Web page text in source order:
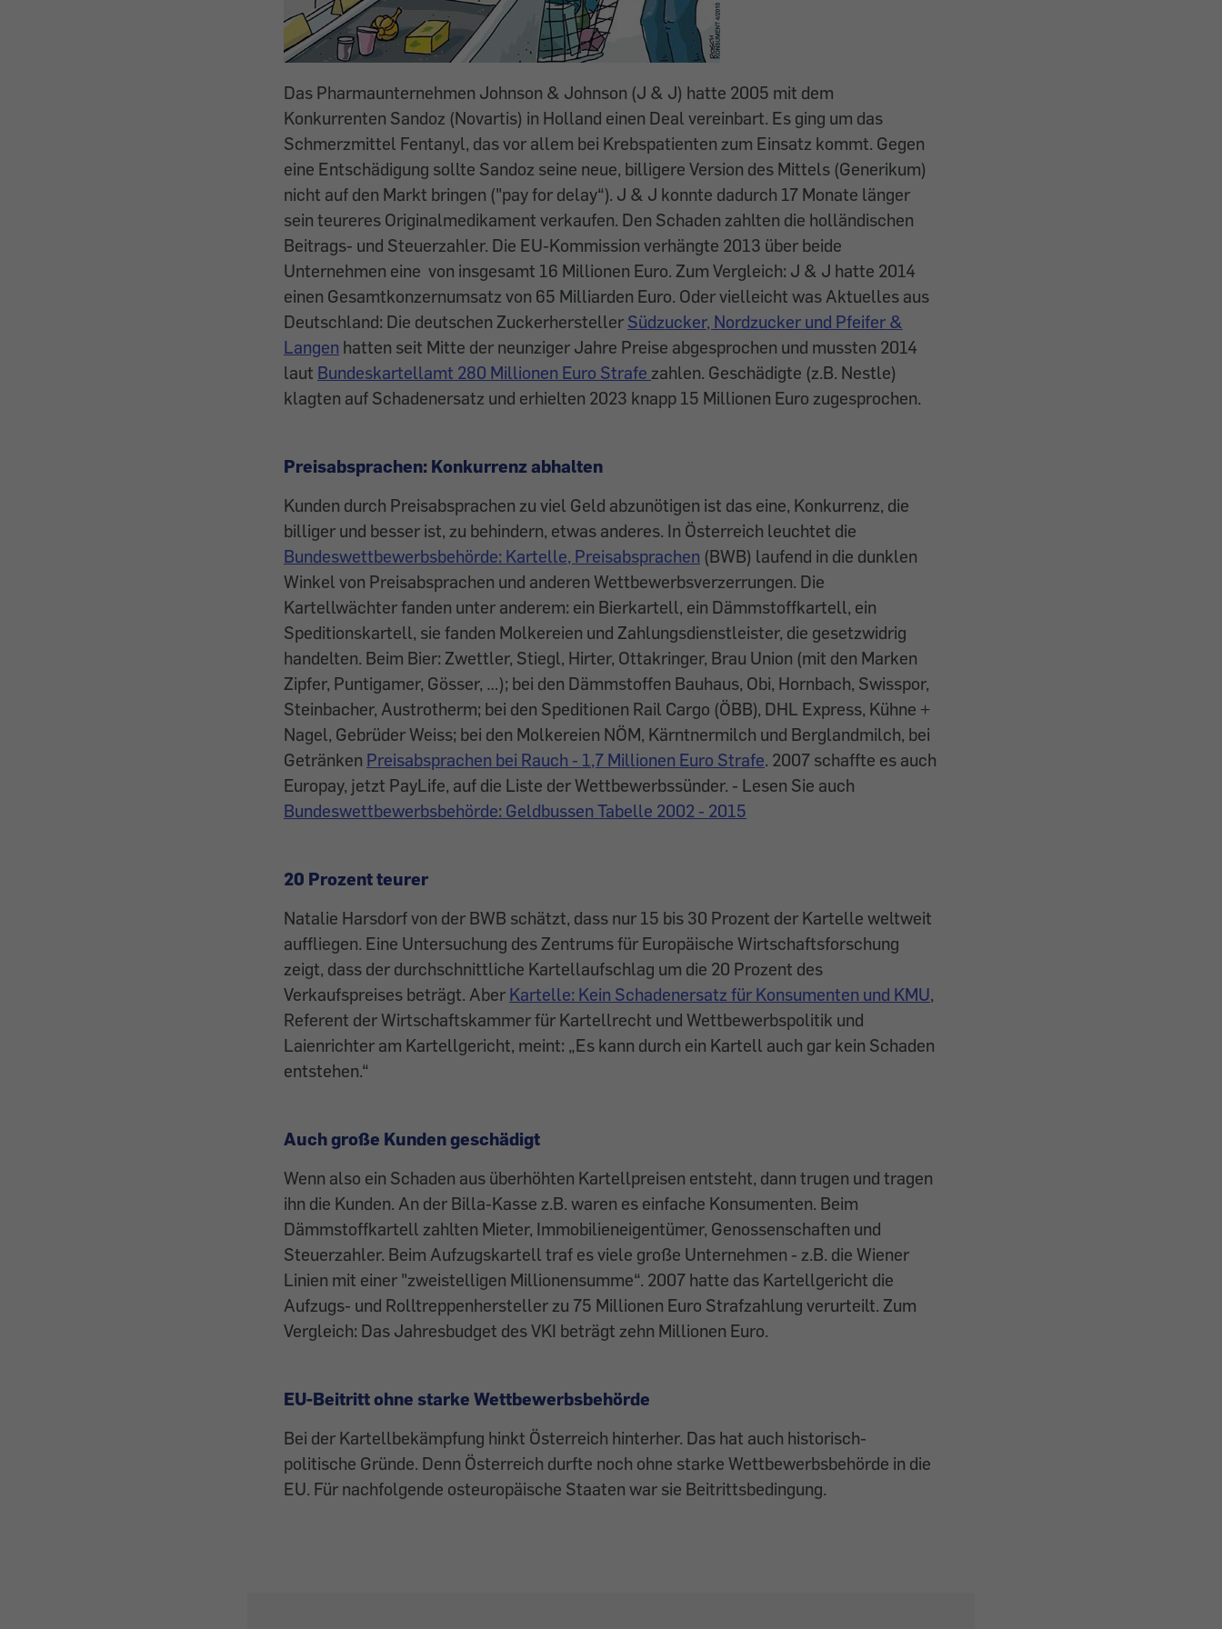
Das Pharmaunternehmen Johnson & Johnson (J & J) hatte 2005 mit dem
Konkurrenten Sandoz (Novartis) in Holland einen Deal vereinbart. Es ging um das
Schmerzmittel Fentanyl, das vor allem bei Krebspatienten zum Einsatz kommt. Gegen
eine Entschädigung sollte Sandoz seine neue, billigere Version des Mittels (Generikum)
nicht auf den Markt bringen ("pay for delay“). J & J konnte dadurch 17 Monate länger
sein teureres Originalmedikament verkaufen. Den Schaden zahlten die holländischen
Beitrags- und Steuerzahler. Die EU-Kommission verhängte 2013 über beide
Unternehmen eine von insgesamt 16 Millionen Euro. Zum Vergleich: J & J hatte 2014
einen Gesamtkonzernumsatz von 65 Milliarden Euro. Oder vielleicht was Aktuelles aus
Deutschland: Die deutschen Zuckerhersteller Südzucker, Nordzucker und Pfeifer &
Langen hatten seit Mitte der neunziger Jahre Preise abgesprochen und mussten 2014
laut Bundeskartellamt 280 Millionen Euro Strafe zahlen. Geschädigte (z.B. Nestle)
klagten auf Schadenersatz und erhielten 2023 knapp 15 Millionen Euro zugesprochen.
Preisabsprachen: Konkurrenz abhalten
Kunden durch Preisabsprachen zu viel Geld abzunötigen ist das eine, Konkurrenz, die
billiger und besser ist, zu behindern, etwas anderes. In Österreich leuchtet die
Bundeswettbewerbsbehörde: Kartelle, Preisabsprachen (BWB) laufend in die dunklen
Winkel von Preisabsprachen und anderen Wettbewerbsverzerrungen. Die
Kartellwächter fanden unter anderem: ein Bierkartell, ein Dämmstoffkartell, ein
Speditionskartell, sie fanden Molkereien und Zahlungsdienstleister, die gesetzwidrig
handelten. Beim Bier: Zwettler, Stiegl, Hirter, Ottakringer, Brau Union (mit den Marken
Zipfer, Puntigamer, Gösser, …); bei den Dämmstoffen Bauhaus, Obi, Hornbach, Swisspor,
Steinbacher, Austrotherm; bei den Speditionen Rail Cargo (ÖBB), DHL Express, Kühne +
Nagel, Gebrüder Weiss; bei den Molkereien NÖM, Kärntnermilch und Berglandmilch, bei
Getränken Preisabsprachen bei Rauch - 1,7 Millionen Euro Strafe. 2007 schaffte es auch
Europay, jetzt PayLife, auf die Liste der Wettbewerbssünder. - Lesen Sie auch
Bundeswettbewerbsbehörde: Geldbussen Tabelle 2002 - 2015
20 Prozent teurer
Natalie Harsdorf von der BWB schätzt, dass nur 15 bis 30 Prozent der Kartelle weltweit
auffliegen. Eine Untersuchung des Zentrums für Europäische Wirtschaftsforschung
zeigt, dass der durchschnittliche Kartellaufschlag um die 20 Prozent des
Verkaufspreises beträgt. Aber Kartelle: Kein Schadenersatz für Konsumenten und KMU,
Referent der Wirtschaftskammer für Kartellrecht und Wettbewerbspolitik und
Laienrichter am Kartellgericht, meint: „Es kann durch ein Kartell auch gar kein Schaden
entstehen.“
Auch große Kunden geschädigt
Wenn also ein Schaden aus überhöhten Kartellpreisen entsteht, dann trugen und tragen
ihn die Kunden. An der Billa-Kasse z.B. waren es einfache Konsumenten. Beim
Dämmstoffkartell zahlten Mieter, Immobilieneigentümer, Genossenschaften und
Steuerzahler. Beim Aufzugskartell traf es viele große Unternehmen - z.B. die Wiener
Linien mit einer "zweistelligen Millionensumme“. 2007 hatte das Kartellgericht die
Aufzugs- und Rolltreppenhersteller zu 75 Millionen Euro Strafzahlung verurteilt. Zum
Vergleich: Das Jahresbudget des VKI beträgt zehn Millionen Euro.
EU-Beitritt ohne starke Wettbewerbsbehörde
Bei der Kartellbekämpfung hinkt Österreich hinterher. Das hat auch historisch-
politische Gründe. Denn Österreich durfte noch ohne starke Wettbewerbsbehörde in die
EU. Für nachfolgende osteuropäische Staaten war sie Beitrittsbedingung.